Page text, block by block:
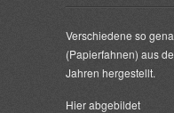
Verschiedene so
(Papierfahnen) aus
Jahren hergestellt.
Hier abgebildet